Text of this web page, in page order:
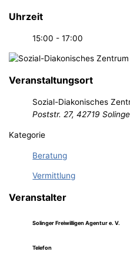
Uhrzeit
15:00 - 17:00
Veranstaltungsort
Sozial-Diakonisches
Poststr. 27, 42719
Kategorie
Beratung
Vermittlung
Veranstalter
Solinger Freiwilligen Agentur e. V.
Telefon